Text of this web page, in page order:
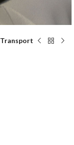
Transport